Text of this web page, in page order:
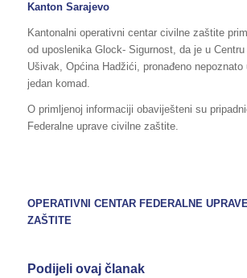
Kanton Sarajevo
Kantonalni operativni centar civilne zaštite
od uposlenika Glock- Sigurnost, da je u
Ušivak, Općina Hadžići, pronađeno nepoznato
jedan komad.
O primljenoj informaciji obaviješteni su
Federalne uprave civilne zaštite.
OPERATIVNI CENTAR FEDERALNE
ZAŠTITE
Podijeli ovaj članak